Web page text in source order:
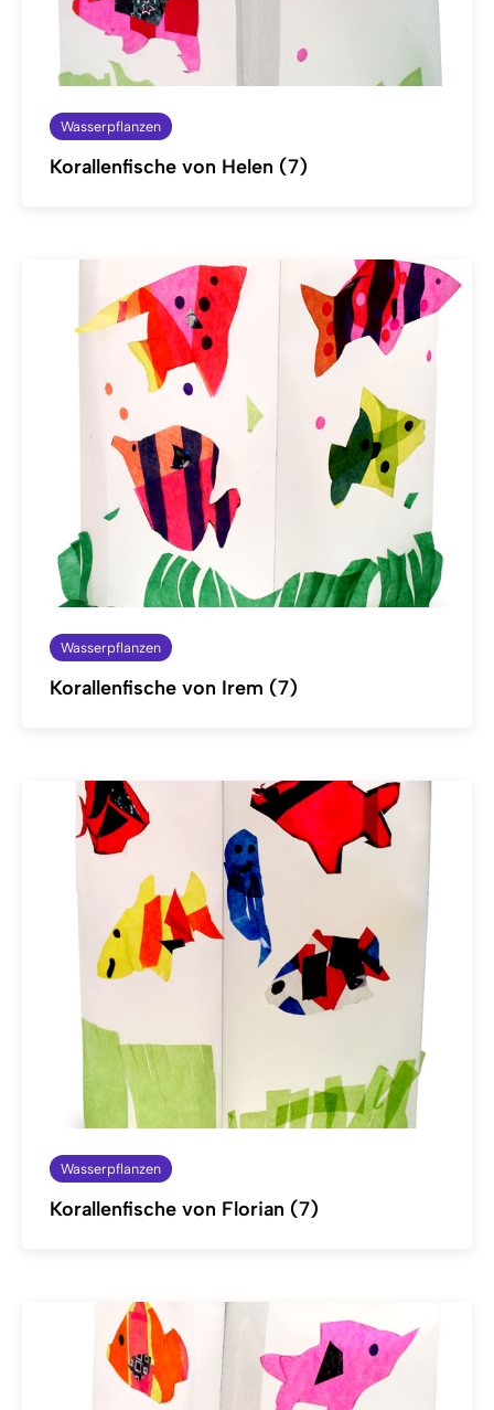
Wasserpflanzen
Korallenfische von Helen (7)
Wasserpflanzen
Korallenfische von Irem (7)
Wasserpflanzen
Korallenfische von Florian (7)